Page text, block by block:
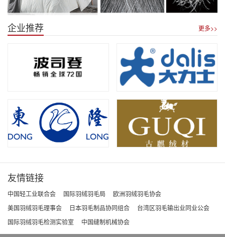
企业推荐 更多>>
友情链接
中国轻工业联合会 国际羽绒羽毛局
欧洲羽绒羽毛协会
美国羽绒羽毛理事会
日本羽毛制品协同组合
台湾区羽毛输出业同业公会
国际羽绒羽毛检测实验室
中国缝制机械协会